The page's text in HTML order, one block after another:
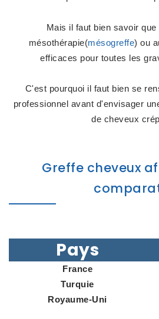
Mais il faut bien savoir
mésothérapie(mésogreffe) ou
efficaces pour toutes les
C'est pourquoi il faut bien se
professionnel avant d'envisager
de cheveux
Greffe cheveux
Pays
France
Turquie
Royaume-Uni